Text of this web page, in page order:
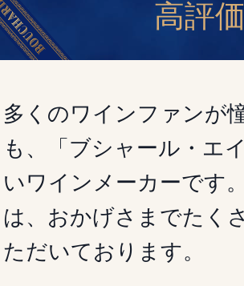
高評
多くのワインファンが
も、「ブシャール・エ
いワインメーカーです
は、おかげさまでたく
ただいております。